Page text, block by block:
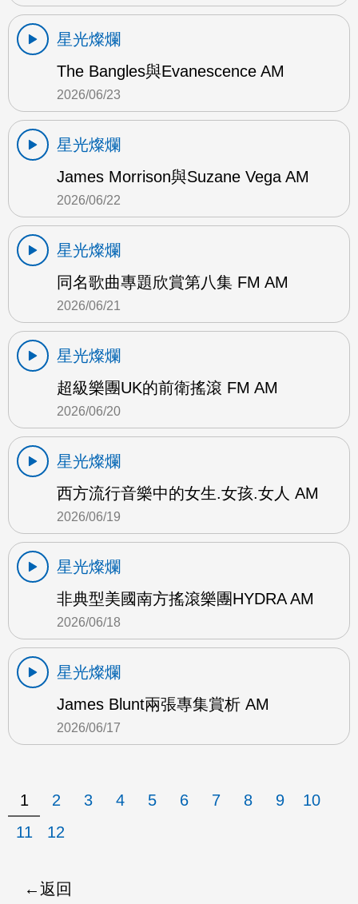
星光燦爛
The Bangles與Evanescence AM
2026/06/23
星光燦爛
James Morrison與Suzane Vega AM
2026/06/22
星光燦爛
同名歌曲專題欣賞第八集 FM AM
2026/06/21
星光燦爛
超級樂團UK的前衛搖滾 FM AM
2026/06/20
星光燦爛
西方流行音樂中的女生.女孩.女人 AM
2026/06/19
星光燦爛
非典型美國南方搖滾樂團HYDRA AM
2026/06/18
星光燦爛
James Blunt兩張專集賞析 AM
2026/06/17
1 2 3 4 5 6 7 8 9
10
11
12
返回